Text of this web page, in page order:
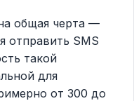
общая черта —
отправить SMS
такой
для
от 300 до